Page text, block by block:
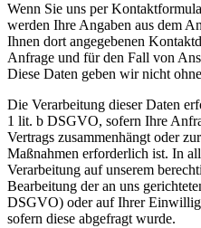
Wenn Sie uns per
werden Ihre Angaben aus dem
Ihnen dort angegebenen
Anfrage und für den Fall von
Diese Daten geben wir nicht
Die Verarbeitung dieser Daten
1 lit. b DSGVO, sofern Ihre
Vertrags zusammenhängt oder
Maßnahmen erforderlich ist. In
Verarbeitung auf unserem
Bearbeitung der an uns
DSGVO) oder auf Ihrer
sofern diese abgefragt wurde.